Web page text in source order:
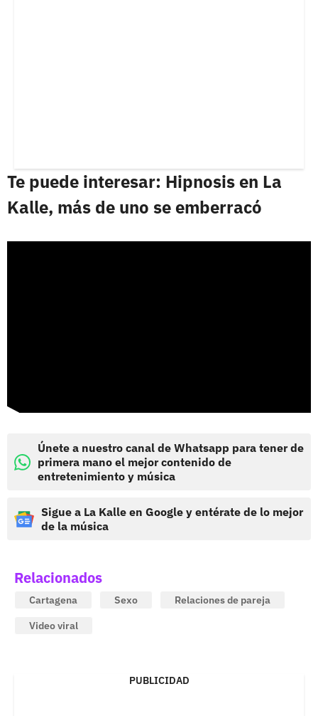
Te puede interesar: Hipnosis en La
Kalle, más de uno se emberracó
Únete a nuestro canal de Whatsapp para tener de
primera mano el mejor contenido de
entretenimiento y música
Sigue a La Kalle en Google y entérate de lo mejor
de la música
Relacionados
Cartagena Sexo
Relaciones de pareja
Video viral
PUBLICIDAD